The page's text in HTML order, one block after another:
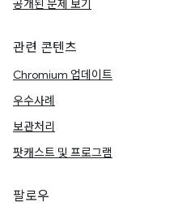
공개된 문제 보기
관련 콘텐츠
Chromium 업데이트
우수사례
보관처리
팟캐스트 및 프로그램
팔로우